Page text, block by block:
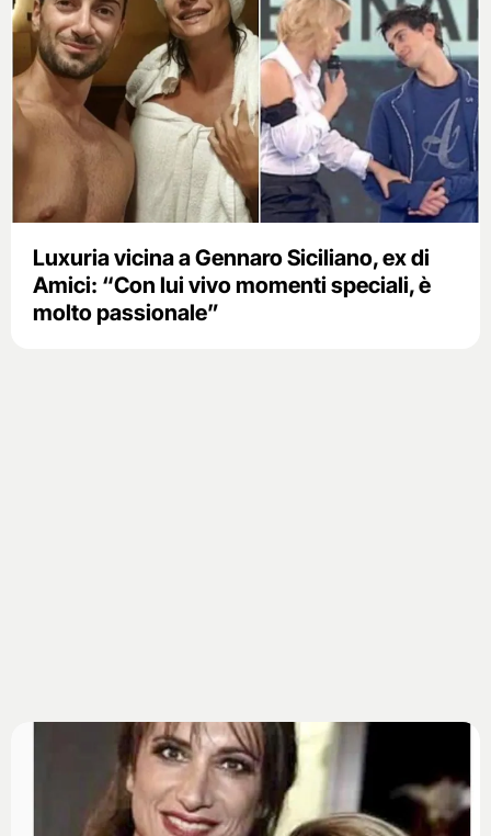
Luxuria vicina a Gennaro Siciliano, ex di
Amici: “Con lui vivo momenti speciali, è
molto passionale”